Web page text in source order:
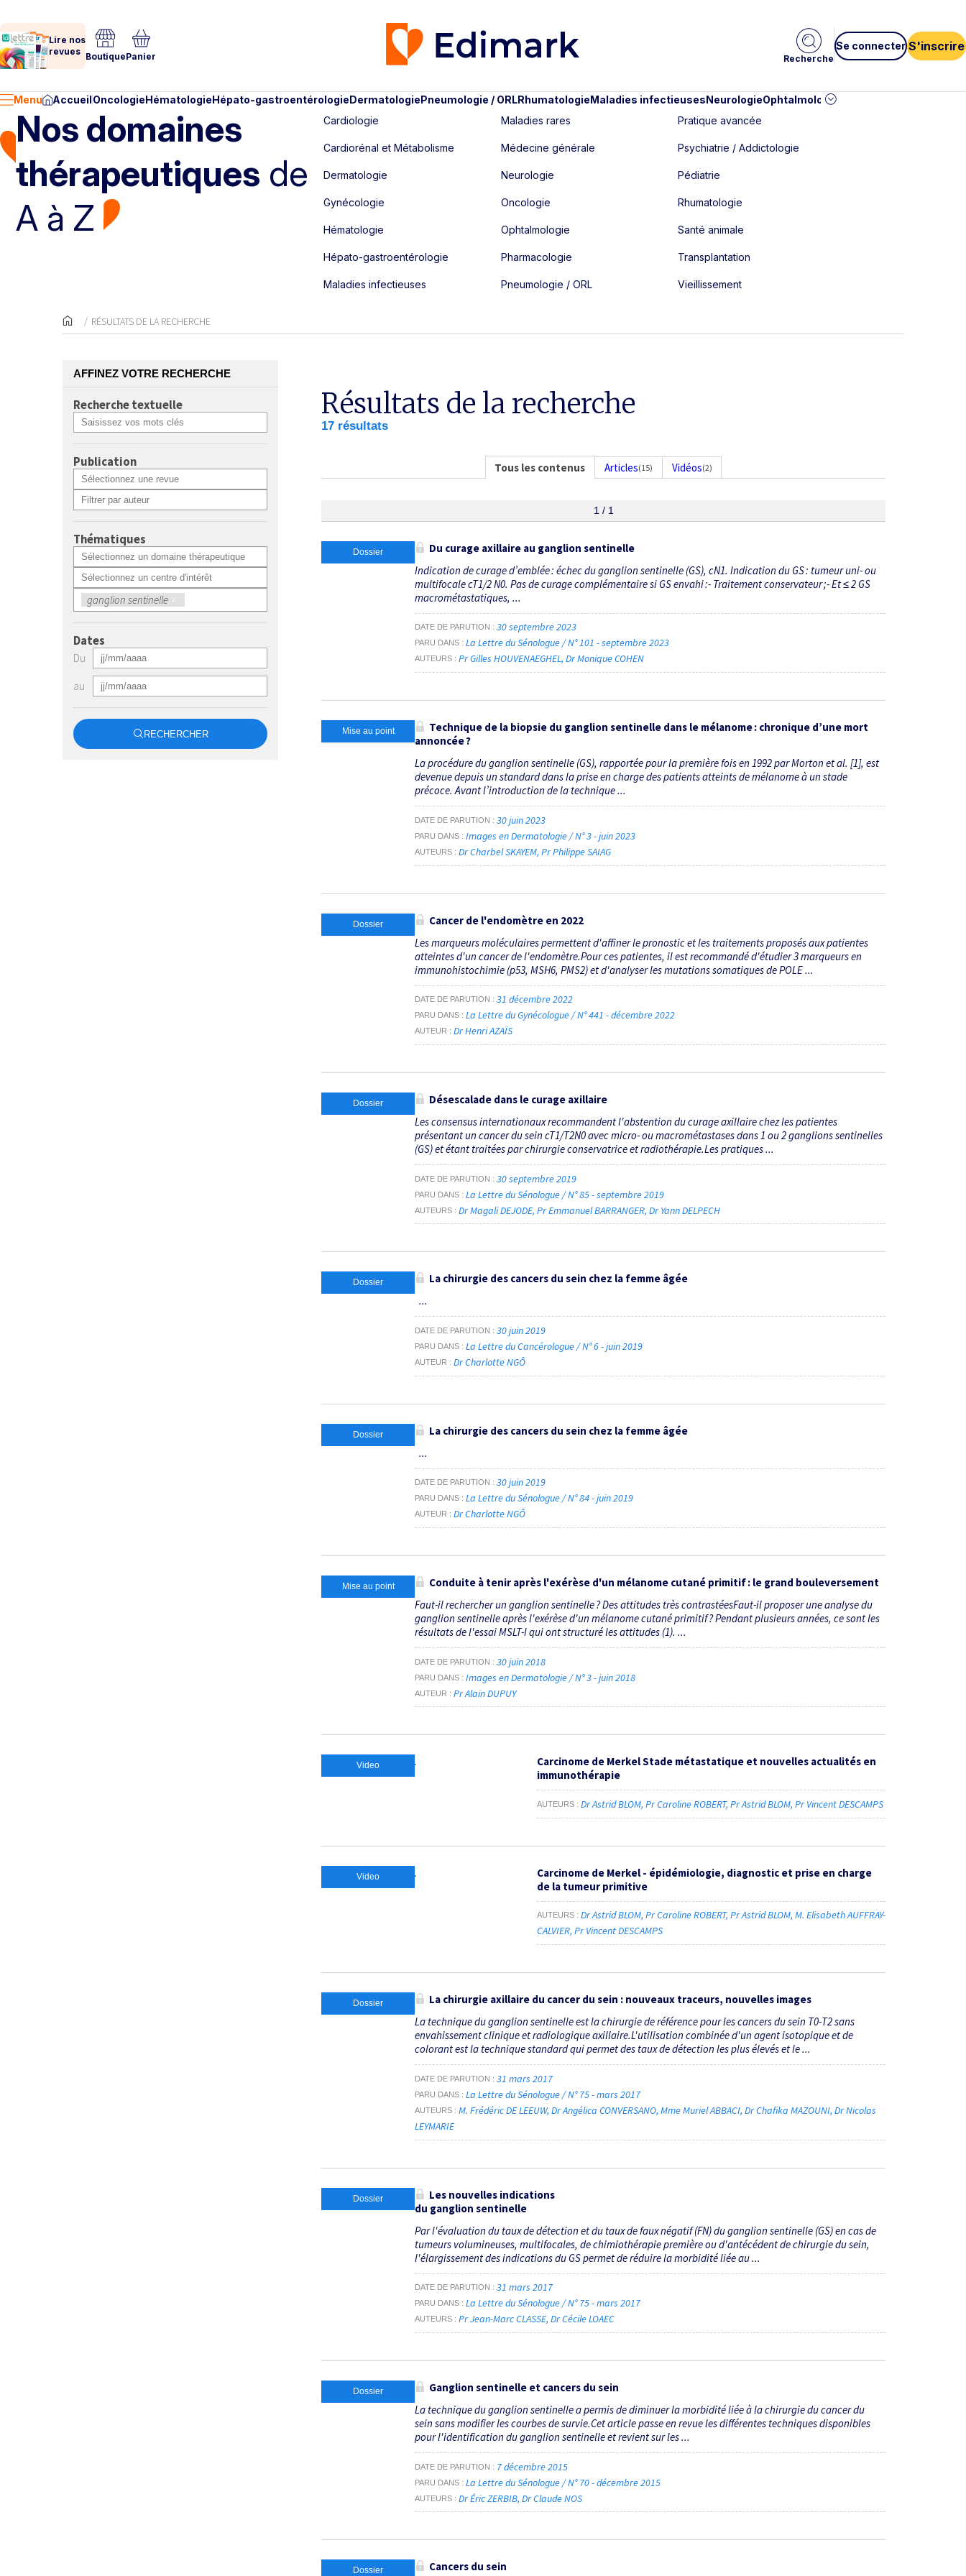
Lire nos
revues BoutiquePanier Recherche
Se connecter S'inscrire
Menu AccueilOncologieHématologieHépato-gastroentérologieDermatologiePneumologie / ORLRhumatologieMaladies infectieusesNeurologieOphtalmologie
Nos domaines
thérapeutiques de
A à Z
Cardiologie
Cardiorénal et Métabolisme
Dermatologie
Gynécologie
Hématologie
Hépato-gastroentérologie
Maladies infectieuses
Maladies rares
Médecine générale
Neurologie
Oncologie
Ophtalmologie
Pharmacologie
Pneumologie / ORL
Pratique avancée
Psychiatrie / Addictologie
Pédiatrie
Rhumatologie
Santé animale
Transplantation
Vieillissement
RÉSULTATS DE LA RECHERCHE
AFFINEZ VOTRE RECHERCHE
Recherche textuelle
Publication
Thématiques
ganglion sentinelle ×
Dates
Du
au
RECHERCHER
Résultats de la recherche
17 résultats
Tous les contenus Articles(15) Vidéos(2)
1 / 1
Dossier
Du curage axillaire au ganglion sentinelle
Indication de curage d’emblée : échec du ganglion sentinelle (GS), cN1. Indication du GS : tumeur uni- ou
multifocale cT1/2 N0. Pas de curage complémentaire si GS envahi :- Traitement conservateur ;- Et ≤ 2 GS
macrométastatiques, ...
DATE DE PARUTION 30 septembre 2023
PARU DANS La Lettre du Sénologue / N° 101 - septembre 2023
AUTEURS Pr Gilles HOUVENAEGHEL Dr Monique COHEN
Mise au point
Technique de la biopsie du ganglion sentinelle dans le mélanome : chronique d’une mort
annoncée ?
La procédure du ganglion sentinelle (GS), rapportée pour la première fois en 1992 par Morton et al. [1], est
devenue depuis un standard dans la prise en charge des patients atteints de mélanome à un stade
précoce. Avant l’introduction de la technique ...
DATE DE PARUTION 30 juin 2023
PARU DANS Images en Dermatologie / N° 3 - juin 2023
AUTEURS Dr Charbel SKAYEM Pr Philippe SAIAG
Dossier
Cancer de l'endomètre en 2022
Les marqueurs moléculaires permettent d'affiner le pronostic et les traitements proposés aux patientes
atteintes d'un cancer de l'endomètre.Pour ces patientes, il est recommandé d'étudier 3 marqueurs en
immunohistochimie (p53, MSH6, PMS2) et d'analyser les mutations somatiques de POLE ...
DATE DE PARUTION 31 décembre 2022
PARU DANS La Lettre du Gynécologue / N° 441 - décembre 2022
AUTEUR Dr Henri AZAÏS
Dossier
Désescalade dans le curage axillaire
Les consensus internationaux recommandent l'abstention du curage axillaire chez les patientes
présentant un cancer du sein cT1/T2N0 avec micro- ou macrométastases dans 1 ou 2 ganglions sentinelles
(GS) et étant traitées par chirurgie conservatrice et radiothérapie.Les pratiques ...
DATE DE PARUTION 30 septembre 2019
PARU DANS La Lettre du Sénologue / N° 85 - septembre 2019
AUTEURS Dr Magali DEJODE Pr Emmanuel BARRANGER Dr Yann DELPECH
Dossier
La chirurgie des cancers du sein chez la femme âgée
...
DATE DE PARUTION 30 juin 2019
PARU DANS La Lettre du Cancérologue / N° 6 - juin 2019
AUTEUR Dr Charlotte NGÔ
Dossier
La chirurgie des cancers du sein chez la femme âgée
...
DATE DE PARUTION 30 juin 2019
PARU DANS La Lettre du Sénologue / N° 84 - juin 2019
AUTEUR Dr Charlotte NGÔ
Mise au point
Conduite à tenir après l'exérèse d'un mélanome cutané primitif : le grand bouleversement
Faut-il rechercher un ganglion sentinelle ? Des attitudes très contrastéesFaut-il proposer une analyse du
ganglion sentinelle après l'exérèse d'un mélanome cutané primitif ? Pendant plusieurs années, ce sont les
résultats de l'essai MSLT-I qui ont structuré les attitudes (1). ...
DATE DE PARUTION 30 juin 2018
PARU DANS Images en Dermatologie / N° 3 - juin 2018
AUTEUR Pr Alain DUPUY
Video
Carcinome de Merkel Stade métastatique et nouvelles actualités en
immunothérapie
AUTEURS Dr Astrid BLOM Pr Caroline ROBERT Pr Astrid BLOM Pr Vincent DESCAMPS
Video
Carcinome de Merkel - épidémiologie, diagnostic et prise en charge
de la tumeur primitive
AUTEURS Dr Astrid BLOM Pr Caroline ROBERT Pr Astrid BLOM M. Elisabeth AUFFRAY-
CALVIER Pr Vincent DESCAMPS
Dossier
La chirurgie axillaire du cancer du sein : nouveaux traceurs, nouvelles images
La technique du ganglion sentinelle est la chirurgie de référence pour les cancers du sein T0-T2 sans
envahissement clinique et radiologique axillaire.L'utilisation combinée d'un agent isotopique et de
colorant est la technique standard qui permet des taux de détection les plus élevés et le ...
DATE DE PARUTION 31 mars 2017
PARU DANS La Lettre du Sénologue / N° 75 - mars 2017
AUTEURS M. Frédéric DE LEEUW Dr Angélica CONVERSANO Mme Muriel ABBACI Dr Chafika MAZOUNI Dr Nicolas
LEYMARIE
Dossier
Les nouvelles indications
du ganglion sentinelle
Par l'évaluation du taux de détection et du taux de faux négatif (FN) du ganglion sentinelle (GS) en cas de
tumeurs volumineuses, multifocales, de chimiothérapie première ou d'antécédent de chirurgie du sein,
l'élargissement des indications du GS permet de réduire la morbidité liée au ...
DATE DE PARUTION 31 mars 2017
PARU DANS La Lettre du Sénologue / N° 75 - mars 2017
AUTEURS Pr Jean-Marc CLASSE Dr Cécile LOAEC
Dossier
Ganglion sentinelle et cancers du sein
La technique du ganglion sentinelle a permis de diminuer la morbidité liée à la chirurgie du cancer du
sein sans modifier les courbes de survie.Cet article passe en revue les différentes techniques disponibles
pour l'identification du ganglion sentinelle et revient sur les ...
DATE DE PARUTION 7 décembre 2015
PARU DANS La Lettre du Sénologue / N° 70 - décembre 2015
AUTEURS Dr Éric ZERBIB Dr Claude NOS
Dossier Cancers du sein